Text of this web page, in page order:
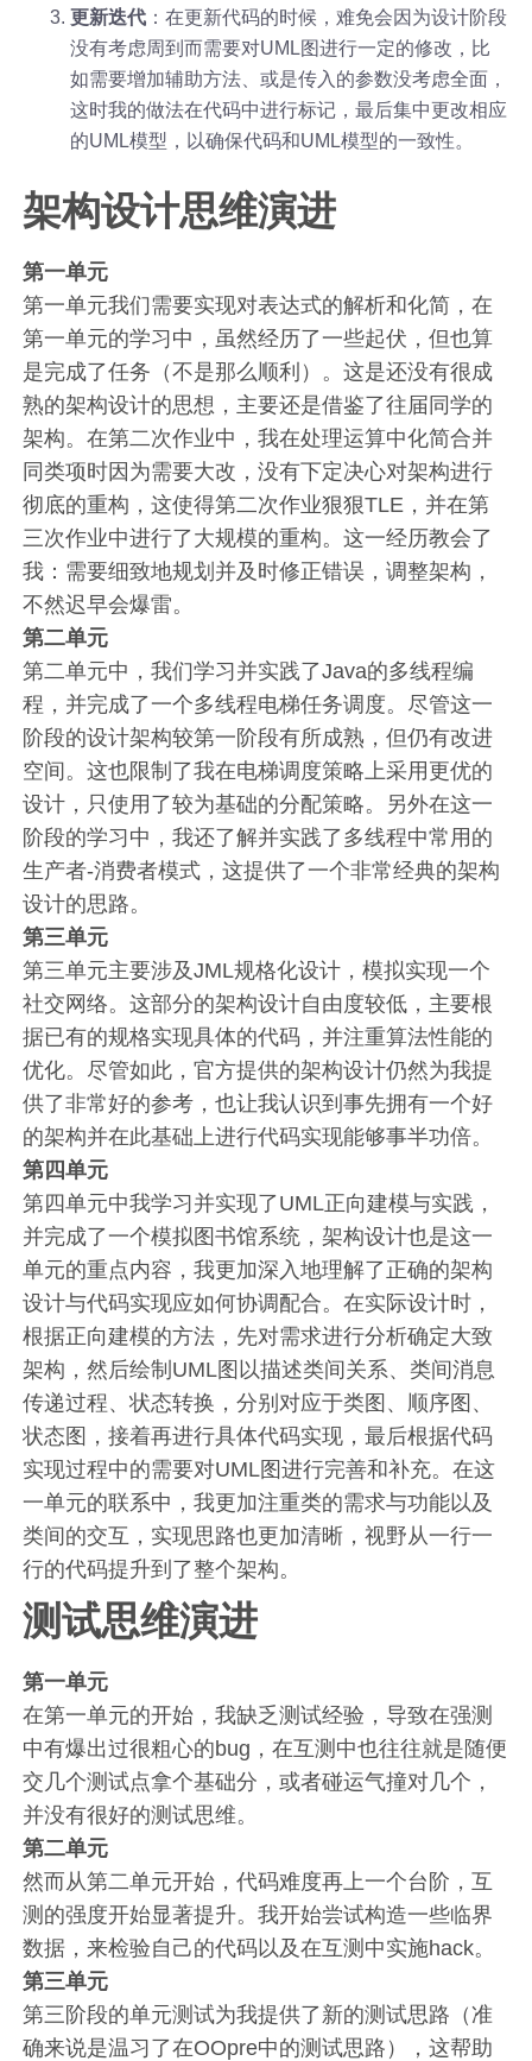
更新迭代 ：在更新代码的时候，难免会因为设计阶段
没有考虑周到而需要对UML图进行一定的修改，比
如需要增加辅助方法、或是传入的参数没考虑全面，
这时我的做法在代码中进行标记，最后集中更改相应
的UML模型，以确保代码和UML模型的一致性。
架构设计思维演进
第一单元
第一单元我们需要实现对表达式的解析和化简，在
第一单元的学习中，虽然经历了一些起伏，但也算
是完成了任务（不是那么顺利）。这是还没有很成
熟的架构设计的思想，主要还是借鉴了往届同学的
架构。在第二次作业中，我在处理运算中化简合并
同类项时因为需要大改，没有下定决心对架构进行
彻底的重构，这使得第二次作业狠狠TLE，并在第
三次作业中进行了大规模的重构。这一经历教会了
我：需要细致地规划并及时修正错误，调整架构，
不然迟早会爆雷。
第二单元
第二单元中，我们学习并实践了Java的多线程编
程，并完成了一个多线程电梯任务调度。尽管这一
阶段的设计架构较第一阶段有所成熟，但仍有改进
空间。这也限制了我在电梯调度策略上采用更优的
设计，只使用了较为基础的分配策略。另外在这一
阶段的学习中，我还了解并实践了多线程中常用的
生产者-消费者模式，这提供了一个非常经典的架构
设计的思路。
第三单元
第三单元主要涉及JML规格化设计，模拟实现一个
社交网络。这部分的架构设计自由度较低，主要根
据已有的规格实现具体的代码，并注重算法性能的
优化。尽管如此，官方提供的架构设计仍然为我提
供了非常好的参考，也让我认识到事先拥有一个好
的架构并在此基础上进行代码实现能够事半功倍。
第四单元
第四单元中我学习并实现了UML正向建模与实践，
并完成了一个模拟图书馆系统，架构设计也是这一
单元的重点内容，我更加深入地理解了正确的架构
设计与代码实现应如何协调配合。在实际设计时，
根据正向建模的方法，先对需求进行分析确定大致
架构，然后绘制UML图以描述类间关系、类间消息
传递过程、状态转换，分别对应于类图、顺序图、
状态图，接着再进行具体代码实现，最后根据代码
实现过程中的需要对UML图进行完善和补充。在这
一单元的联系中，我更加注重类的需求与功能以及
类间的交互，实现思路也更加清晰，视野从一行一
行的代码提升到了整个架构。
测试思维演进
第一单元
在第一单元的开始，我缺乏测试经验，导致在强测
中有爆出过很粗心的bug，在互测中也往往就是随便
交几个测试点拿个基础分，或者碰运气撞对几个，
并没有很好的测试思维。
第二单元
然而从第二单元开始，代码难度再上一个台阶，互
测的强度开始显著提升。我开始尝试构造一些临界
数据，来检验自己的代码以及在互测中实施hack。
第三单元
第三阶段的单元测试为我提供了新的测试思路（准
确来说是温习了在OOpre中的测试思路），这帮助